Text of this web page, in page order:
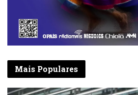
Mais Populares